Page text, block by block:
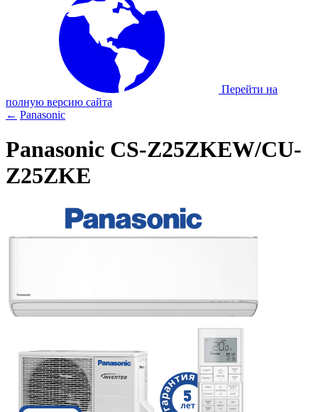
Перейти на
полную версию сайта
← Panasonic
Panasonic CS-Z25ZKEW/CU-
Z25ZKE